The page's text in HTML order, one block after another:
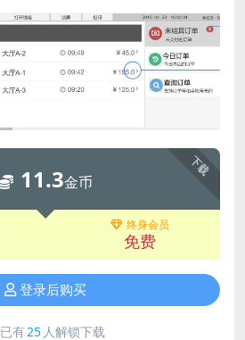
下载
11.3金币
终身会员
免费
登录后购买
已有25 人解锁下载